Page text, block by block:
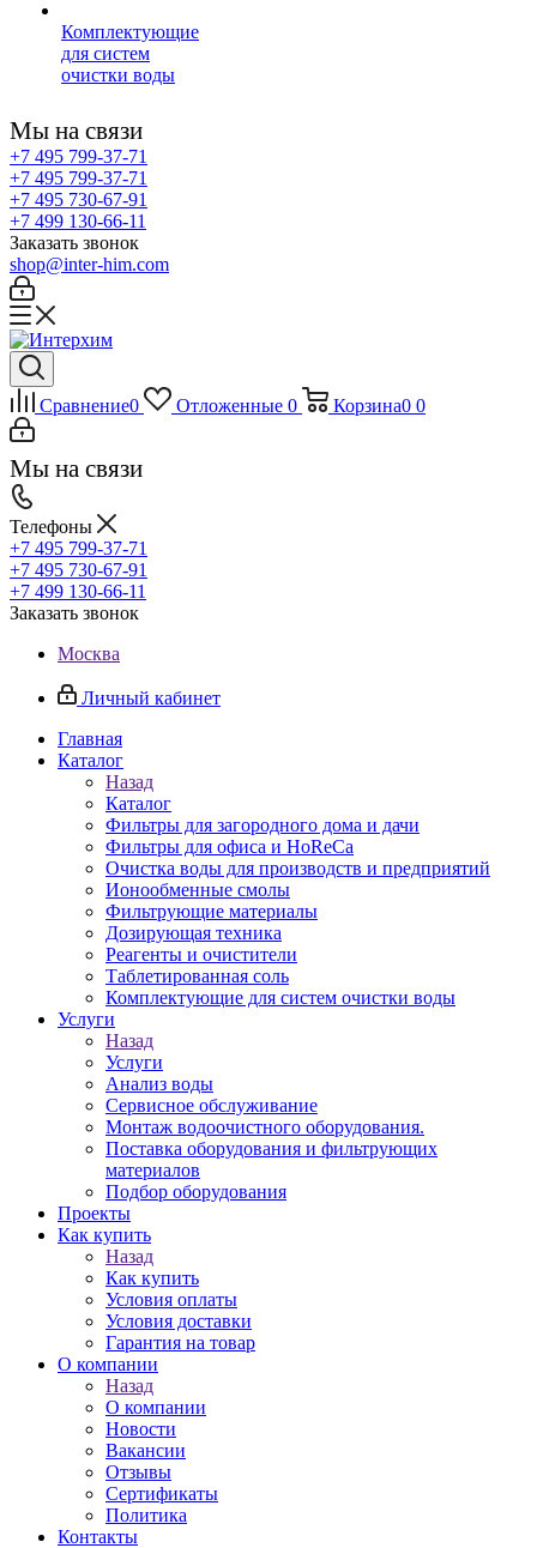
Комплектующие
для систем
очистки воды
Мы на связи
+7 495 799-37-71
+7 495 799-37-71
+7 495 730-67-91
+7 499 130-66-11
Заказать звонок
shop@inter-him.com
Сравнение0 Отложенные 0 Корзина0 0
Мы на связи
Телефоны
+7 495 799-37-71
+7 495 730-67-91
+7 499 130-66-11
Заказать звонок
Москва
Личный кабинет
Главная
Каталог
Назад
Каталог
Фильтры для загородного дома и дачи
Фильтры для офиса и HoReCa
Очистка воды для производств и предприятий
Ионообменные смолы
Фильтрующие материалы
Дозирующая техника
Реагенты и очистители
Таблетированная соль
Комплектующие для систем очистки воды
Услуги
Назад
Услуги
Анализ воды
Сервисное обслуживание
Монтаж водоочистного оборудования.
Поставка оборудования и фильтрующих
материалов
Подбор оборудования
Проекты
Как купить
Назад
Как купить
Условия оплаты
Условия доставки
Гарантия на товар
О компании
Назад
О компании
Новости
Вакансии
Отзывы
Сертификаты
Политика
Контакты